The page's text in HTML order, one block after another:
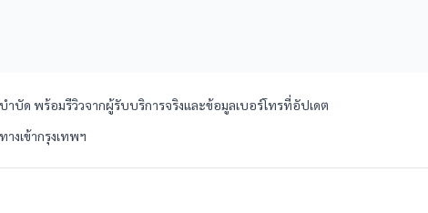
บัด พร้อมรีวิวจากผู้รับบริการจริงและข้อมูลเบอร์โทรที่อัปเดต
งเข้ากรุงเทพฯ